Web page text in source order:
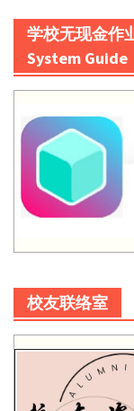
学校无现金作
System Guide
校友联络室